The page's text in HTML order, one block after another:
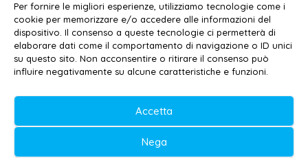
Per fornire le migliori esperienze, utilizziamo tecnologie come i
cookie per memorizzare e/o accedere alle informazioni del
dispositivo. Il consenso a queste tecnologie ci permetterà di
elaborare dati come il comportamento di navigazione o ID unici
su questo sito. Non acconsentire o ritirare il consenso può
influire negativamente su alcune caratteristiche e funzioni.
Accetta
Nega
Privacy policy–Cookie policy
© 2020-2026 | Galatina24 ®
Stampa Tribunale di Lecce
Editore e direttore responsabile:
Daniele G. Masciullo